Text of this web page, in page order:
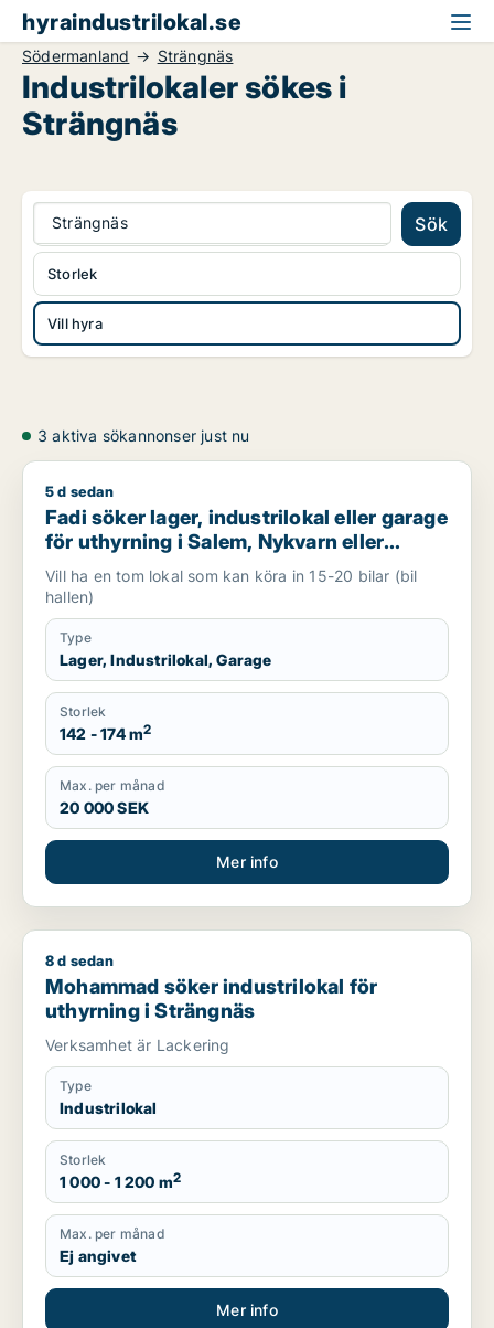
hyraindustrilokal.se
Södermanland Strängnäs
Industrilokaler sökes i
Strängnäs
Strängnäs Sök
Vill hyra
Storlek
3 aktiva sökannonser just nu
Fadi söker lager, industrilokal eller garage för uthyrning i
5 d sedan
Fadi söker lager, industrilokal eller garage
för uthyrning i Salem, Nykvarn eller
Södertälje m.fl.
Vill ha en tom lokal som kan köra in 15-20 bilar (bil
hallen)
Type
Lager, Industrilokal, Garage
Storlek
142 - 174 m2
Max. per månad
20 000 SEK
Mer info
Mohammad söker industrilokal för uthyrning i Strängnäs
8 d sedan
Mohammad söker industrilokal för
uthyrning i Strängnäs
Verksamhet är Lackering
Type
Industrilokal
Storlek
1 000 - 1 200 m2
Max. per månad
Ej angivet
Mer info